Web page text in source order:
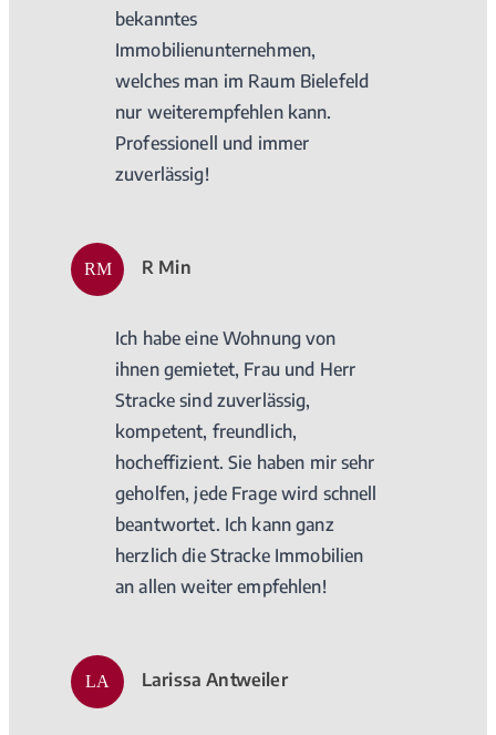
bekanntes
Immobilienunternehmen,
welches man im Raum Bielefeld
nur weiterempfehlen kann.
Professionell und immer
zuverlässig!
RM R Min
Ich habe eine Wohnung von
ihnen gemietet, Frau und Herr
Stracke sind zuverlässig,
kompetent, freundlich,
hocheffizient. Sie haben mir sehr
geholfen, jede Frage wird schnell
beantwortet. Ich kann ganz
herzlich die Stracke Immobilien
an allen weiter empfehlen!
LA Larissa Antweiler